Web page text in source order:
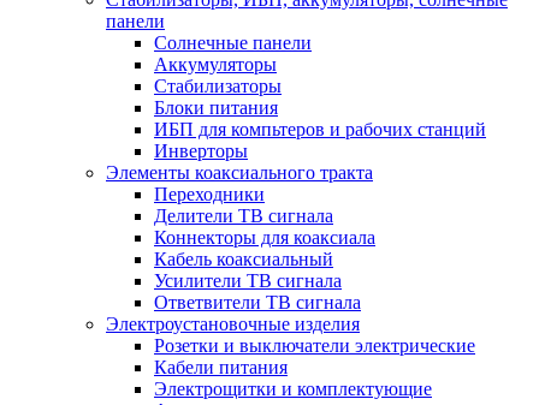
панели
Солнечные панели
Аккумуляторы
Стабилизаторы
Блоки питания
ИБП для компьтеров и рабочих станций
Инверторы
Элементы коаксиального тракта
Переходники
Делители ТВ сигнала
Коннекторы для коаксиала
Кабель коаксиальный
Усилители ТВ сигнала
Ответвители ТВ сигнала
Электроустановочные изделия
Розетки и выключатели электрические
Кабели питания
Электрощитки и комплектующие